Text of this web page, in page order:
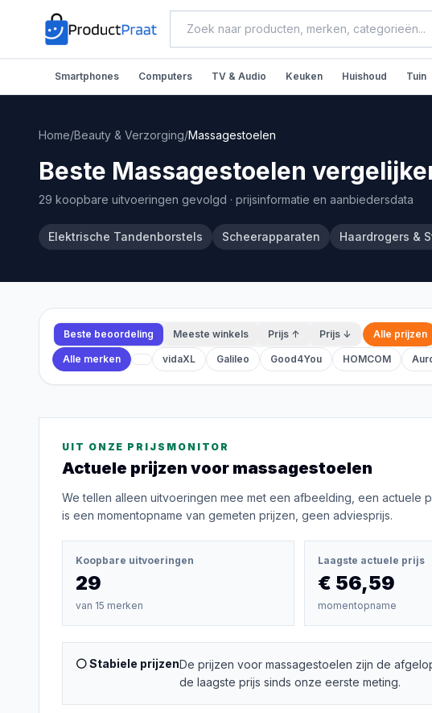
Smartphones Computers TV & Audio Keuken Huishoud Tuin
Home/Beauty & Verzorging/Massagestoelen
Beste Massagestoelen
29 koopbare uitvoeringen gevolgd · prijsinformatie en aanbiedersdata
Elektrische Tandenborstels Scheerapparaten Haardrogers &
Beste beoordeling Meeste winkels Prijs ↑ Prijs ↓ Alle prijzen
Alle merken vidaXL Galileo Good4You HOMCOM
UIT ONZE PRIJSMONITOR
Actuele prijzen voor massagestoelen
We tellen alleen uitvoeringen mee met een afbeelding, een actuele
is een momentopname van gemeten prijzen, geen adviesprijs.
Koopbare uitvoeringen
29
van 15 merken
Laagste actuele prijs
€ 56,59
momentopname
⚪ Stabiele prijzenDe prijzen voor massagestoelen zijn de
de laagste prijs sinds onze eerste meting.